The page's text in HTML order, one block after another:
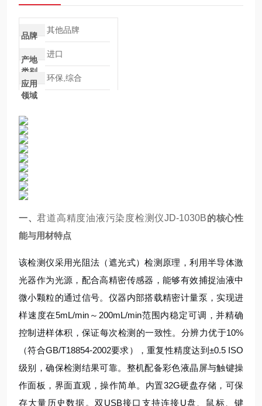
品牌
其他品牌
产地
类别
进口
应用
领域
环保,综合
一、 君道高精度油液污染度检测仪JD-1030B的核心性
能与用材特点
该检测仪采用光阻法（遮光式）检测原理，利用半导体激
光器作为光源，配合高精密传感器，能够有效捕捉油液中
微小颗粒的通过信号。仪器内部搭载精密计量泵，实现进
样速度在5mL/min～200mL/min范围内稳定可调，并精确
控制进样体积，保证每次检测的一致性。分辨力优于10%
（符合GB/T18854-2002要求），重复性精度达到±0.5 ISO
级别，确保检测结果可靠。整机配备彩色液晶屏与触键操
作面板，界面直观，操作简单。内置32G硬盘存储，可保
存大量历史数据。双USB接口支持连接U盘、鼠标、键